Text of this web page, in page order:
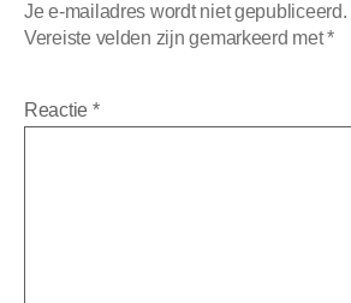
Je e-mailadres wordt niet gepubliceerd.
Vereiste velden zijn gemarkeerd met*
Reactie *